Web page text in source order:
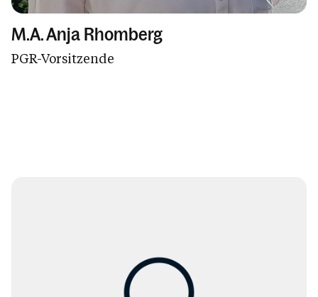
M.A. Anja Rhomberg
PGR-Vorsitzende